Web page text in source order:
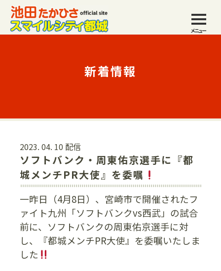
メニュー
新着情報
2023. 04. 10 配信
ソフトバンク・周東佑京選手に『都
城メンチPR大使』を委嘱
一昨日（4月8日）、宮崎市で開催されたフ
ァイト九州「ソフトバンクvs西武」の試合
前に、ソフトバンクの周東佑京選手に対
し、『都城メンチPR大使』を委嘱いたしま
した